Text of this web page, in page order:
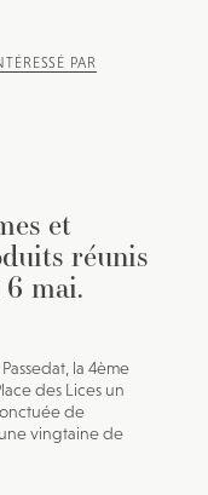
PAR
et
réunis
mai.
la 4ème
des Lices un
de
vingtaine de